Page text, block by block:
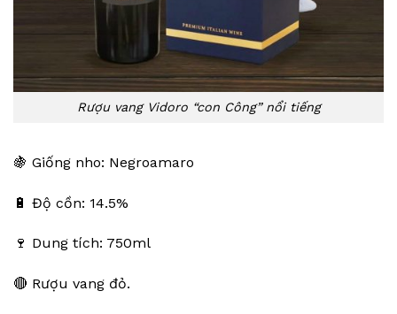
Rượu vang Vidoro “con Công” nổi tiếng
🍇 Giống nho: Negroamaro
🔋 Độ cồn: 14.5%
🍷 Dung tích: 750ml
🔴 Rượu vang đỏ.